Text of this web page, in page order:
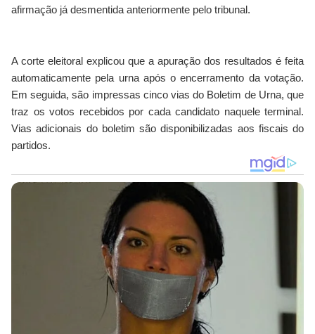
afirmação já desmentida anteriormente pelo tribunal.
A corte eleitoral explicou que a apuração dos resultados é feita
automaticamente pela urna após o encerramento da votação.
Em seguida, são impressas cinco vias do Boletim de Urna, que
traz os votos recebidos por cada candidato naquele terminal.
Vias adicionais do boletim são disponibilizadas aos fiscais do
partidos.